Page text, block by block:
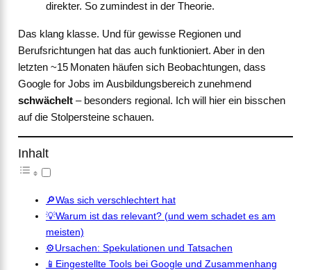
direkter. So zumindest in der Theorie.
Das klang klasse. Und für gewisse Regionen und
Berufsrichtungen hat das auch funktioniert. Aber in den
letzten ~15 Monaten häufen sich Beobachtungen, dass
Google for Jobs im Ausbildungsbereich zunehmend
schwächelt– besonders regional. Ich will hier ein bisschen
auf die Stolpersteine schauen.
Inhalt
🔎Was sich verschlechtert hat
💡Warum ist das relevant? (und wem schadet es am
meisten)
⚙️Ursachen: Spekulationen und Tatsachen
📱Eingestellte Tools bei Google und Zusammenhang